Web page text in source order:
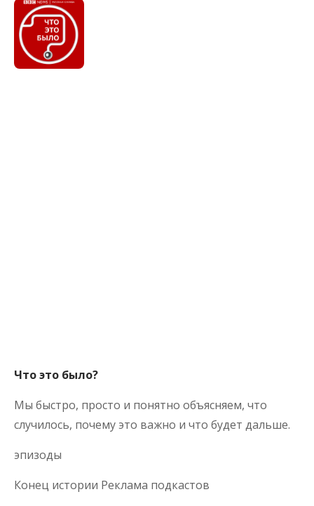
Что это было?
Мы быстро, просто и понятно объясняем, что
случилось, почему это важно и что будет дальше.
эпизоды
Конец истории Реклама подкастов